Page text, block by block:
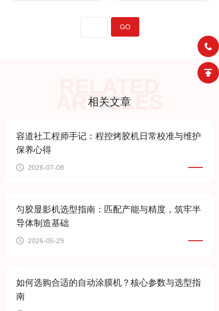
ARTICLES
相关文章
容道社工程师手记：程控烤胶机日常校准与维护
保养心得
2026-07-08
匀胶显影机选型指南：匹配产能与精度，筑牢半
导体制造基础
2026-05-29
如何选购合适的自动涂膜机？核心参数与选型指
南